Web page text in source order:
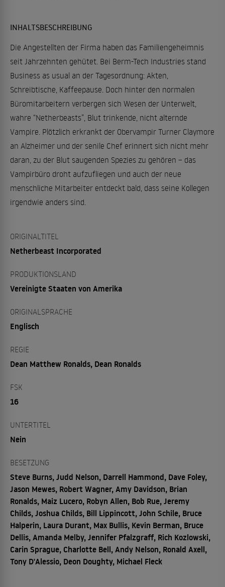
INHALTSBESCHREIBUNG
Die Angestellten der Firma haben das Familiengeheimnis
seit Jahrzehnten gehütet. Bei Berm-Tech Industries stand
Business as usual an der Tagesordnung: Akten,
Schreibtische, Kaffeepause. Doch hinter den normalen
Büromitarbeitern verbergen sich Wesen der Unterwelt,
wahre “Netherbeasts”, Blut trinkende, nicht alternde
Vampire. Plötzlich erkrankt der Obervampir Turner Claymore
an Alzheimer und der senile Chef erinnert sich nicht mehr
daran, zu der Blut saugenden Spezies zu gehören – das
Vampirbüro droht aufzufliegen und auch der neue
menschliche Mitarbeiter entdeckt bald, dass seine Kollegen
irgendwie anders sind.
ORIGINALTITEL
Netherbeast Incorporated
PRODUKTIONSLAND
Vereinigte Staaten von Amerika
ORIGINALSPRACHE
Englisch
REGIE
Dean Matthew Ronalds, Dean Ronalds
FSK
16
UNTERTITEL
Nein
BESETZUNG
Steve Burns, Judd Nelson, Darrell Hammond, Dave Foley,
Jason Mewes, Robert Wagner, Amy Davidson, Brian
Ronalds, Maiz Lucero, Robyn Allen, Bob Rue, Jeremy
Childs, Joshua Childs, Bill Lippincott, John Schile, Bruce
Halperin, Laura Durant, Max Bullis, Kevin Berman, Bruce
Dellis, Amanda Melby, Jennifer Pfalzgraff, Rich Kozlowski,
Carin Sprague, Charlotte Bell, Andy Nelson, Ronald Axell,
Tony D'Alessio, Deon Doughty, Michael Fleck